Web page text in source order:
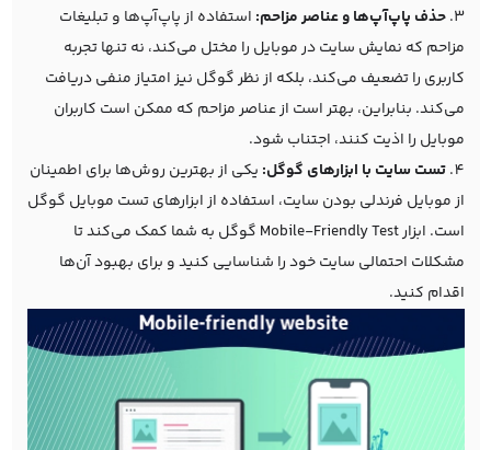
حذف پاپ‌آپ‌ها و عناصر مزاحم: استفاده از پاپ‌آپ‌ها و تبلیغات
مزاحم که نمایش سایت در موبایل را مختل می‌کند، نه تنها تجربه
کاربری را تضعیف می‌کند، بلکه از نظر گوگل نیز امتیاز منفی دریافت
می‌کند. بنابراین، بهتر است از عناصر مزاحم که ممکن است کاربران
موبایل را اذیت کنند، اجتناب شود.
تست سایت با ابزارهای گوگل: یکی از بهترین روش‌ها برای اطمینان
از موبایل فرندلی بودن سایت، استفاده از ابزارهای تست موبایل گوگل
است. ابزارMobile-Friendly Test گوگل به شما کمک می‌کند تا
مشکلات احتمالی سایت خود را شناسایی کنید و برای بهبود آن‌ها
اقدام کنید.